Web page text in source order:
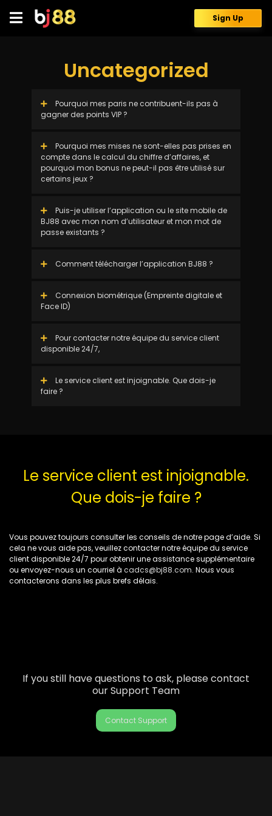
content
Sign Up
Uncategorized
Pourquoi mes paris ne contribuent-ils pas à
gagner des points VIP ?
Pourquoi mes mises ne sont-elles pas prises en
compte dans le calcul du chiffre d’affaires, et
pourquoi mon bonus ne peut-il pas être utilisé sur
certains jeux ?
Puis-je utiliser l’application ou le site mobile de
BJ88 avec mon nom d’utilisateur et mon mot de
passe existants ?
Comment télécharger l’application BJ88 ?
Connexion biométrique (Empreinte digitale et
Face ID)
Pour contacter notre équipe du service client
disponible 24/7,
Le service client est injoignable. Que dois-je
faire ?
Le service client est injoignable.
Que dois-je faire ?
Vous pouvez toujours consulter les conseils de notre page d’aide. Si
cela ne vous aide pas, veuillez contacter notre équipe du service
client disponible 24/7 pour obtenir une assistance supplémentaire
ou envoyez-nous un courriel à cadcs@bj88.com. Nous vous
contacterons dans les plus brefs délais.
If you still have questions to ask, please contact
our Support Team
Contact Support